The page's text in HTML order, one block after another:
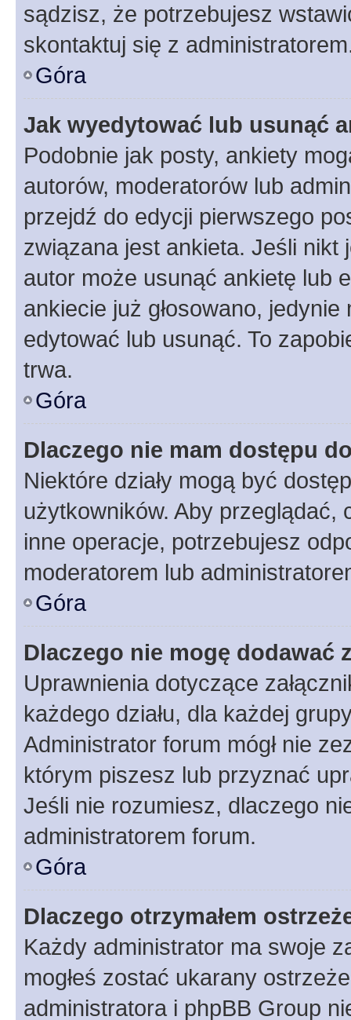
sądzisz, że potrzebujesz
skontaktuj się z
Góra
Jak wyedytować lub usunąć
Podobnie jak posty, ankiety
autorów, moderatorów lub
przejdź do edycji pierwszego
związana jest ankieta. Jeśli nikt
autor może usunąć ankietę lub
ankiecie już głosowano,
edytować lub usunąć. To
trwa.
Góra
Dlaczego nie mam dostępu
Niektóre działy mogą być
użytkowników. Aby
inne operacje, potrzebujesz
moderatorem lub
Góra
Dlaczego nie mogę dodawać
Uprawnienia dotyczące
każdego działu, dla każdej
Administrator forum mógł nie
którym piszesz lub przyznać
Jeśli nie rozumiesz, dlaczego
administratorem forum.
Góra
Dlaczego otrzymałem
Każdy administrator ma swoje
mogłeś zostać ukarany
administratora i phpBB Group